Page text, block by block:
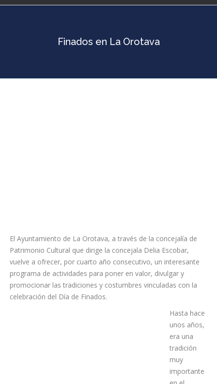
El Ayuntamiento de La Orotava, a través de la concejalía de
Patrimonio Cultural que dirige la concejala Delia Escobar,
vuelve a ofrecer, por cuarto año consecutivo, un interesante
programa de actividades para poner en valor, divulgar y
promocionar las tradiciones y costumbres vinculadas con la
Hasta hace
unos años,
era una
tradición